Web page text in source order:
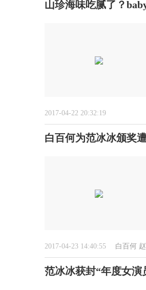
山珍海味吃腻了？
2017-04-22 20:32:19
白百何为范冰冰颁奖
2017-04-23 14:40:55 白百何
范冰冰获封“年度女演